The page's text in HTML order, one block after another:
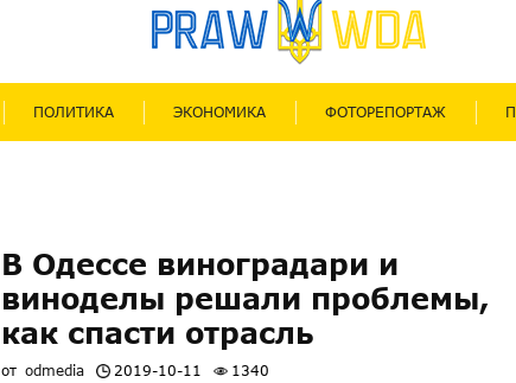
ПОЛИТИКА ЭКОНОМИКА ФОТОРЕПОРТАЖ
В Одессе виноградари и
виноделы решали проблемы,
как спасти отрасль
от odmedia 2019-10-11 1340